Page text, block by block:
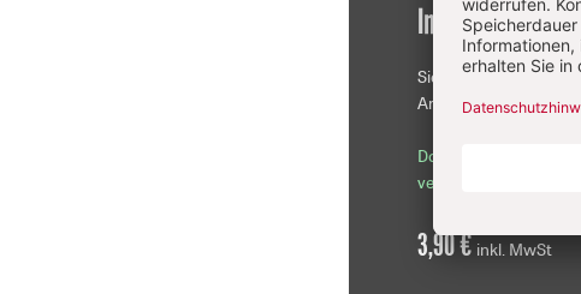
Im Einzelkauf
Sie erhalten diesen
Artikel als PDF-Datei.
Download sofort
verfügbar
3,90 €inkl. MwSt